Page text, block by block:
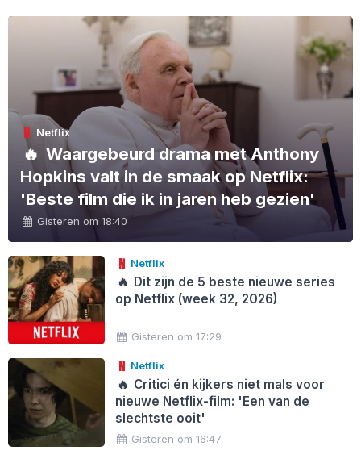
Netflix
🔥 Waargebeurd drama met Anthony
Hopkins valt in de smaak op Netflix:
'Beste film die ik in jaren heb gezien'
Gisteren om 18:40
Netflix
🔥 Dit zijn de 5 beste nieuwe series
op Netflix (week 32, 2026)
Gisteren om 17:29
Netflix
🔥 Critici én kijkers niet mals voor
nieuwe Netflix-film: 'Een van de
slechtste ooit'
Gisteren om 16:47